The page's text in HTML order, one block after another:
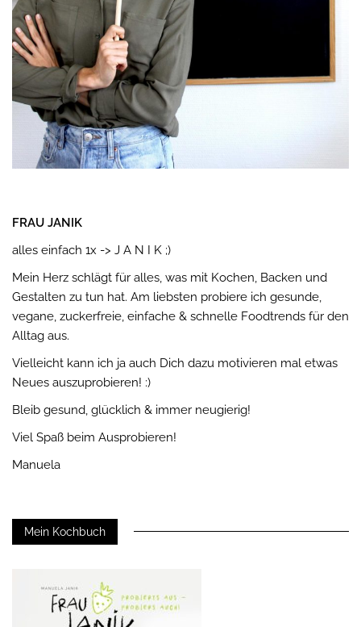
FRAU JANIK
alles einfach 1x -> J A N I K ;)
Mein Herz schlägt für alles, was mit Kochen, Backen und
Gestalten zu tun hat. Am liebsten probiere ich gesunde,
vegane, zuckerfreie, einfache & schnelle Foodtrends für den
Alltag aus.
Vielleicht kann ich ja auch Dich dazu motivieren mal etwas
Neues auszuprobieren! :)
Bleib gesund, glücklich & immer neugierig!
Viel Spaß beim Ausprobieren!
Manuela
Mein Kochbuch